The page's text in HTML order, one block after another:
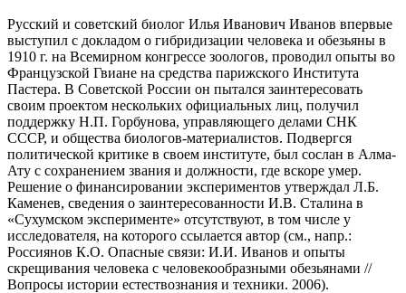
Русский и советский биолог Илья Иванович Иванов впервые
выступил с докладом о гибридизации человека и обезьяны в
1910 г. на Всемирном конгрессе зоологов, проводил опыты во
Французской Гвиане на средства парижского Института
Пастера. В Советской России он пытался заинтересовать
своим проектом нескольких официальных лиц, получил
поддержку Н.П. Горбунова, управляющего делами СНК
СССР, и общества биологов-материалистов. Подвергся
политической критике в своем институте, был сослан в Алма-
Ату с сохранением звания и должности, где вскоре умер.
Решение о финансировании экспериментов утверждал Л.Б.
Каменев, сведения о заинтересованности И.В. Сталина в
«Сухумском эксперименте» отсутствуют, в том числе у
исследователя, на которого ссылается автор (см., напр.:
Россиянов К.О. Опасные связи: И.И. Иванов и опыты
скрещивания человека с человекообразными обезьянами //
Вопросы истории естествознания и техники. 2006).